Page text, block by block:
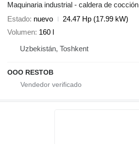
Maquinaria industrial - caldera de cocción
Estado nuevo
24.47 Hp (17.99 kW)
Volumen 160 l
Uzbekistán, Toshkent
OOO RESTOB